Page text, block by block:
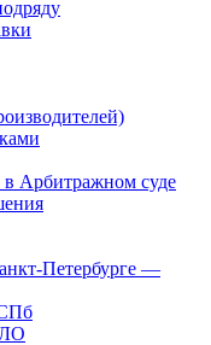
Арбитражном суде
Петербурге —
ЛО